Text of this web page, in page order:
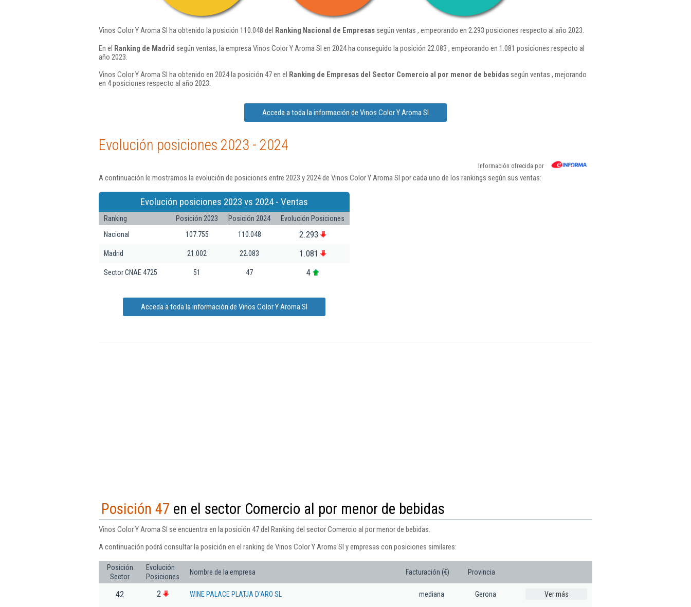
Vinos Color Y Aroma Sl ha obtenido la posición 110.048 del Ranking Nacional de Empresassegún ventas , empeorando en 2.293 posiciones respecto al año 2023.
En el Ranking de Madrid según ventas, la empresa Vinos Color Y Aroma Sl en 2024 ha conseguido la posición 22.083 , empeorando en 1.081 posiciones respecto al
año 2023.
Vinos Color Y Aroma Sl ha obtenido en 2024 la posición 47 en el Ranking de Empresas del Sector Comercio al por menor de bebidassegún ventas , mejorando
en 4 posiciones respecto al año 2023.
Acceda a toda la información de Vinos Color Y Aroma Sl
Evolución posiciones 2023 - 2024
Información ofrecida por
A continuación le mostramos la evolución de posiciones entre 2023 y 2024 de Vinos Color Y Aroma Sl por cada uno de los rankings según sus ventas:
Evolución posiciones 2023 vs 2024 - Ventas
Ranking Posición 2023 Posición 2024
Evolución Posiciones
Nacional
107.755 110.048 2.293
Madrid 21.002 22.083 1.081
Sector CNAE 4725 51 47 4
Acceda a toda la información de Vinos Color Y Aroma Sl
Posición 47 en el sector Comercio al por menor de bebidas
Vinos Color Y Aroma Sl se encuentra en la posición 47 del Ranking del sector Comercio al por menor de bebidas.
A continuación podrá consultar la posición en el ranking de Vinos Color Y Aroma Sl y empresas con posiciones similares:
Posición
Sector
Evolución
Posiciones
Nombre de la empresa Facturación (€) Provincia
42 2 WINE PALACE PLATJA D'ARO SL mediana Gerona Ver más